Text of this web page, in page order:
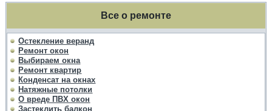
Все о ремонте
Остекление веранд
Ремонт окон
Выбираем окна
Ремонт квартир
Конденсат на окнах
Натяжные потолки
О вреде ПВХ окон
Застеклить балкон